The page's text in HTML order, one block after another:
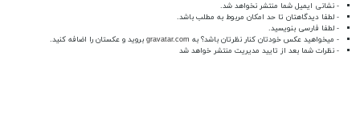
- نشانی ایمیل شما منتشر نخواهد شد.
- لطفا دیدگاهتان تا حد امکان مربوط به مطلب باشد.
- لطفا فارسی بنویسید.
- میخواهید عکس خودتان کنار نظرتان باشد؟ به gravatar.com بروید و عکستان را اضافه کنید.
- نظرات شما بعد از تایید مدیریت منتشر خواهد شد